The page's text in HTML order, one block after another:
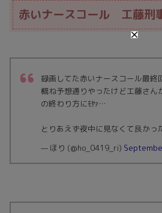
赤いナースコール 工藤刑
録画してた赤いナースコール最終
概ね予想通りやったけど工藤さん
の終わり方にﾓﾔｧ…
とりあえず夜中に見なくて良かっ
— ほり (@ho_0419_ri)